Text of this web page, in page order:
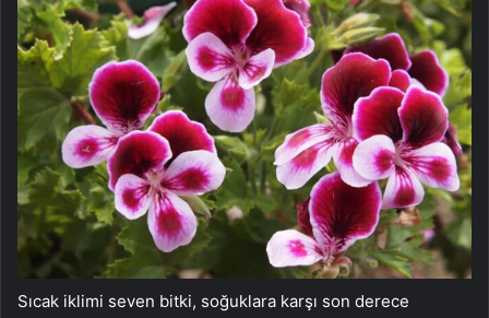
Sıcak iklimi seven bitki, soğuklara karşı son derece